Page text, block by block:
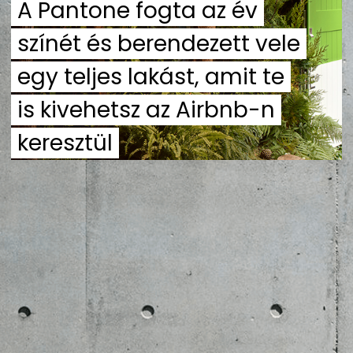
ZENE
MÉDIAAJÁNLAT
IMPRESSZUM
PR-ARCHÍVUM
ADATKEZELÉSI TÁJÉKOZTATÓ
A Pantone fogta az év
színét és berendezett vele
egy teljes lakást, amit te
is kivehetsz az Airbnb-n
keresztül